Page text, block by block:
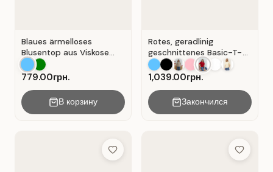
Blaues ärmelloses
Blusentop aus Viskose
mit V-Ausschnitt . Blau .
779.00грн.
В корзину
Rotes, geradlinig
geschnittenes Basic-T-
Shirt aus Baumwolle . Rot
.1,039.00грн.
Закончился
Add to Wish List Add to